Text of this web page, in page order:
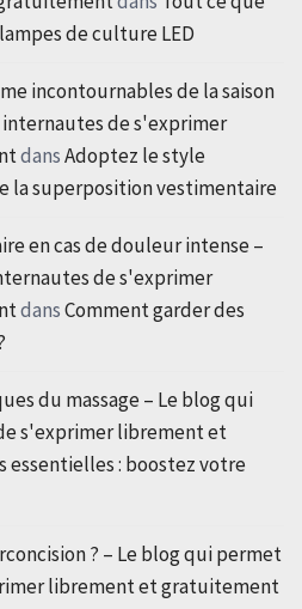
de culture LED
incontournables de la saison
de s'exprimer
dansAdoptez le style
la superposition vestimentaire
en cas de douleur intense –
de s'exprimer
dansComment garder des
du massage – Le blog qui
s'exprimer librement et
essentielles : boostez votre
? – Le blog qui permet
librement et gratuitement